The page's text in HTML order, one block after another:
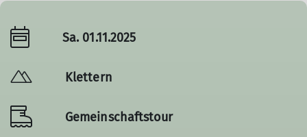
Sa. 01.11.2025
Klettern
Gemeinschaftstour